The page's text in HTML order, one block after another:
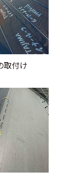
取付け